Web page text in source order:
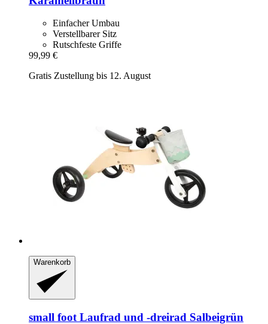
Einfacher Umbau
Verstellbarer Sitz
Rutschfeste Griffe
99,99 €
Gratis Zustellung bis 12. August
Warenkorb
small foot Laufrad und -​dreirad Salbeigrün